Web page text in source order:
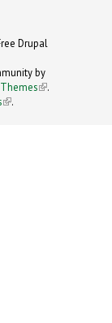
Drupal
by
(link is
.
(link is
.